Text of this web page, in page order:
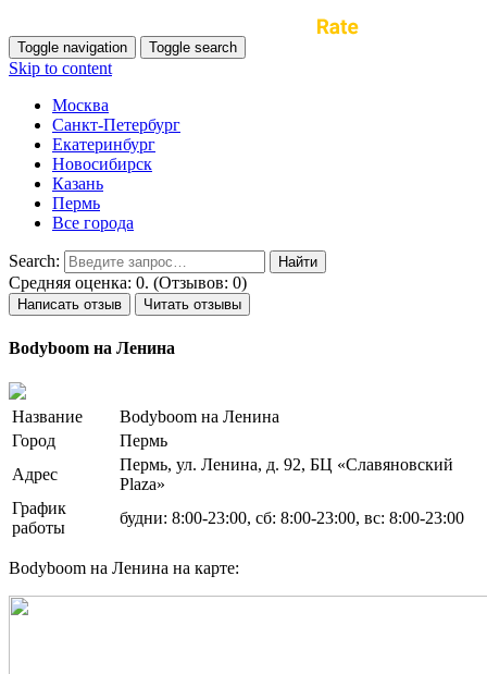
Toggle navigation Toggle search
Skip to content
Москва
Санкт-Петербург
Екатеринбург
Новосибирск
Казань
Пермь
Все города
Search:
Средняя оценка: 0. (Отзывов: 0)
Написать отзыв Читать отзывы
Bodyboom на Ленина
Название
Bodyboom на Ленина
Город
Пермь
Адрес
Пермь, ул. Ленина, д. 92, БЦ «Славяновский
Plaza»
График
работы
будни: 8:00-23:00, сб: 8:00-23:00, вс: 8:00-23:00
Bodyboom на Ленина на карте: